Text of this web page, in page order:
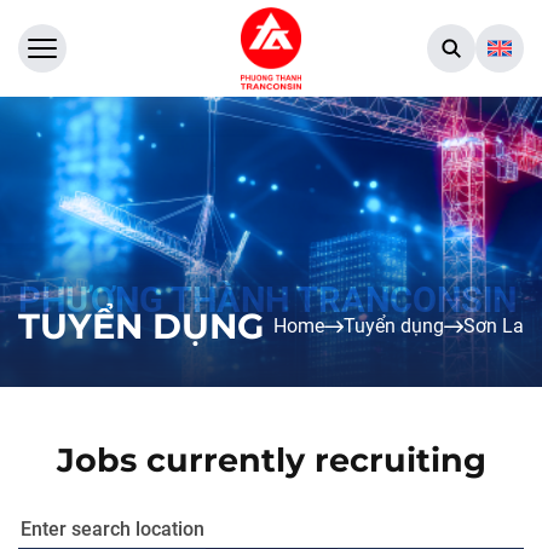
TUYỂN DỤNG Home Tuyển dụng Sơn La
Jobs currently recruiting